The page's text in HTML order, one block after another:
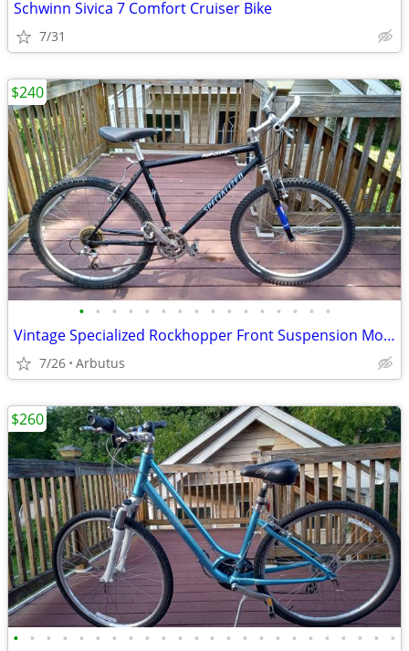
Schwinn Sivica 7 Comfort Cruiser Bike
7/31
• • • • • • • • • • • • • • • •
Vintage Specialized Rockhopper Front Suspension Mountain Bike (18’’)
7/26 Arbutus
$240
• • • • • • • • • • • • • • • • • • • • • • • •
$260